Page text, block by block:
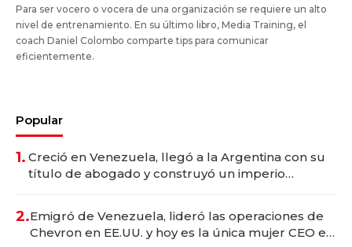
Para ser vocero o vocera de una organización se requiere un alto
nivel de entrenamiento. En su último libro, Media Training, el
coach Daniel Colombo comparte tips para comunicar
eficientemente.
Popular
1. Creció en Venezuela, llegó a la Argentina con su
título de abogado y construyó un imperio
2.Emigró de Venezuela, lideró las operaciones de
Chevron en EE.UU. y hoy es la única mujer CEO en